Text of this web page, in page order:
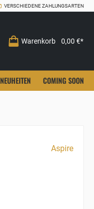
VERSCHIEDENE ZAHLUNGSARTEN
Warenkorb 0,00 €*
NEUHEITEN COMING SOON
Aspire